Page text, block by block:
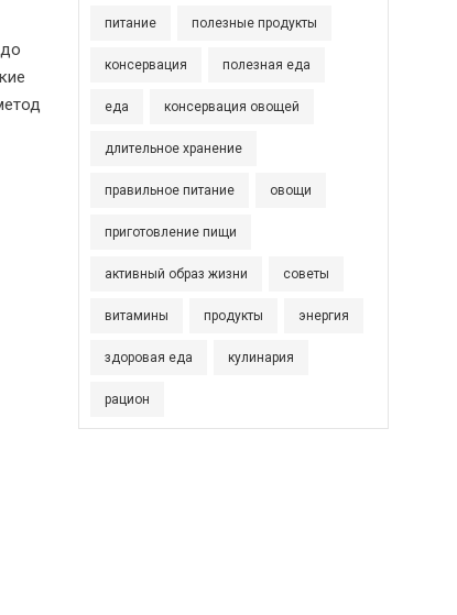
питание полезные продукты
консервация полезная еда
еда консервация овощей
длительное хранение
правильное питание овощи
приготовление пищи
активный образ жизни советы
витамины продукты энергия
здоровая еда кулинария
рацион